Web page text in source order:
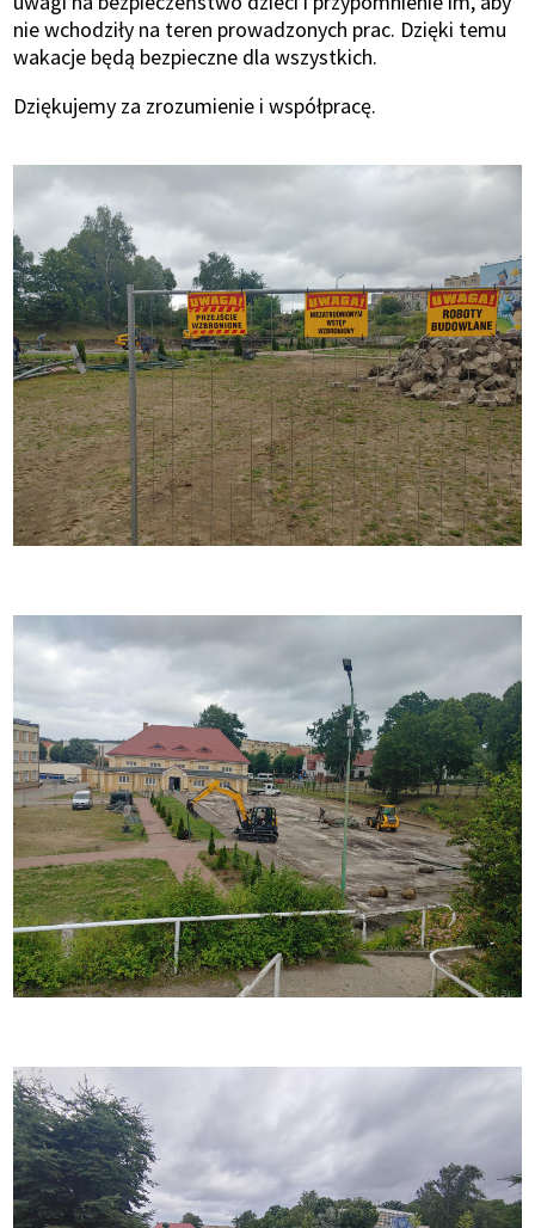
nie wchodziły na teren prowadzonych prac. Dzięki temu
wakacje będą bezpieczne dla wszystkich.
Dziękujemy za zrozumienie i współpracę.